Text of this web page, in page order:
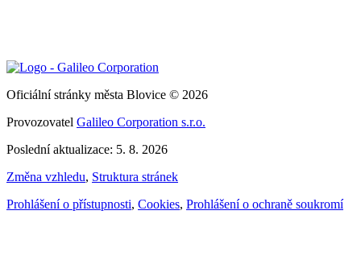
Oficiální stránky města Blovice © 2026
Provozovatel Galileo Corporation s.r.o.
Poslední aktualizace: 5. 8. 2026
Změna vzhledu, Struktura stránek
Prohlášení o přístupnosti, Cookies, Prohlášení o ochraně soukromí